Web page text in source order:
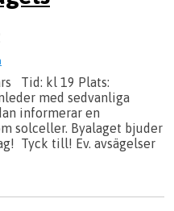
Tid: kl 19 Plats:
med sedvanliga
informerar en
solceller. Byalaget bjuder
Tyck till! Ev. avsägelser